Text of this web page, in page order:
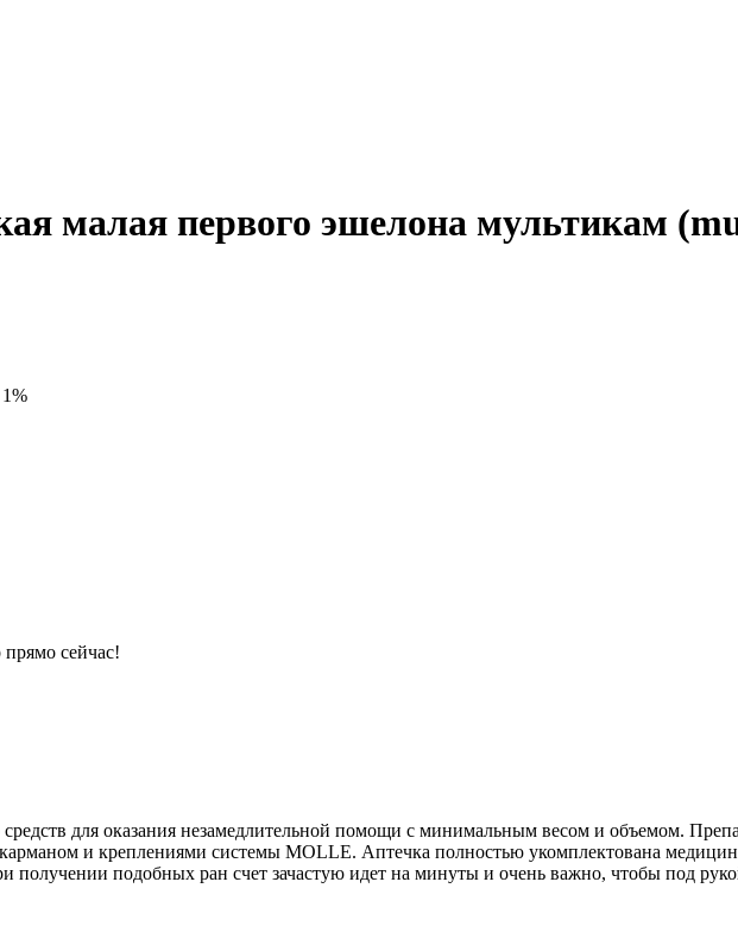
малая первого эшелона мультикам
прямо сейчас!
для оказания незамедлительной помощи с минимальным весом и объемом.
и креплениями системы MOLLE. Аптечка полностью укомплектована
получении подобных ран счет зачастую идет на минуты и очень важно, чтобы под